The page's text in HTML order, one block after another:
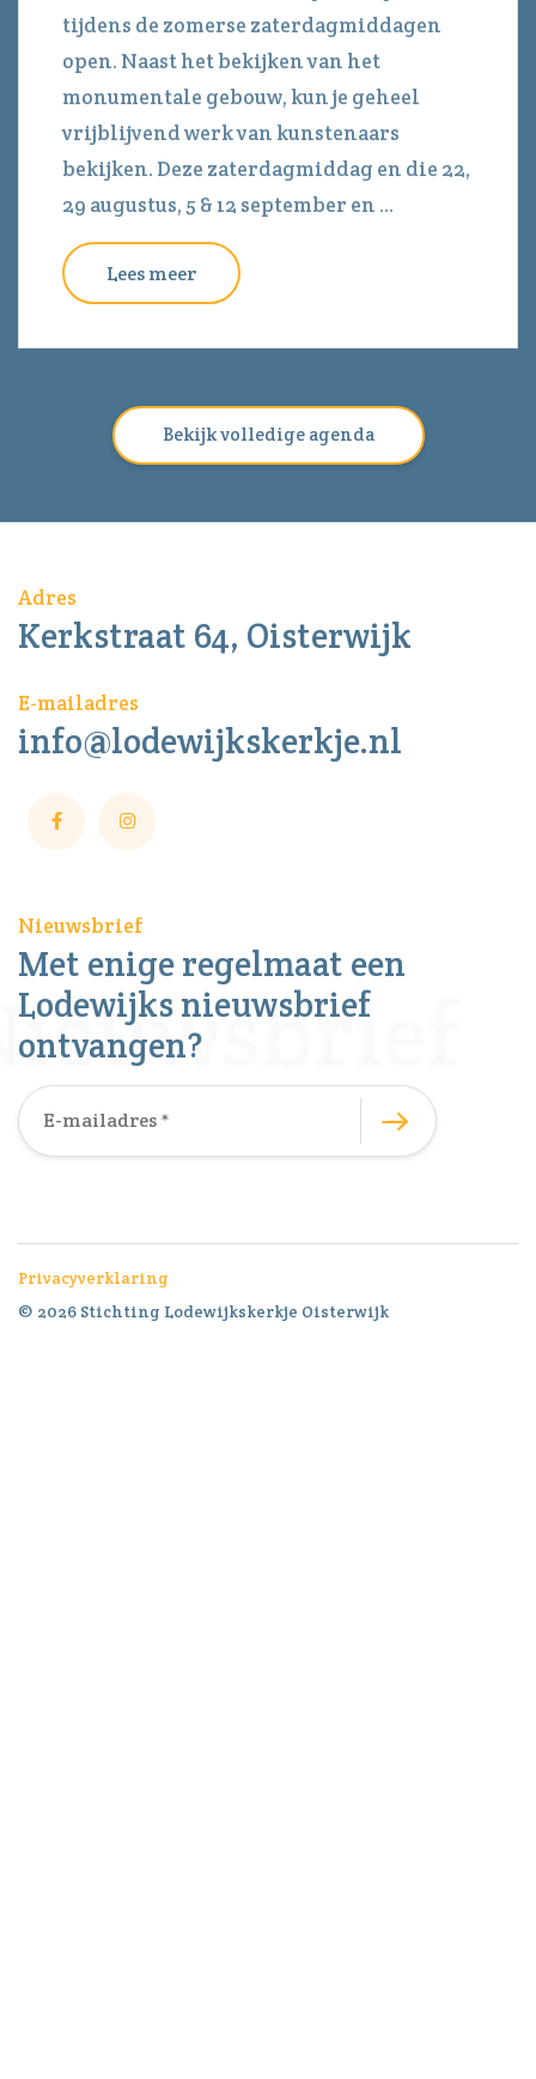
tijdens de zomerse zaterdagmiddagen
open. Naast het bekijken van het
monumentale gebouw, kun je geheel
vrijblijvend werk van kunstenaars
bekijken. Deze zaterdagmiddag en die 22,
29 augustus, 5 & 12 september en ...
Lees meer
Bekijk volledige agenda
Adres
Kerkstraat 64, Oisterwijk
E-mailadres
info@lodewijkskerkje.nl
Nieuwsbrief
Met enige regelmaat een
Lodewijks nieuwsbrief
ontvangen?
Privacyverklaring
© 2026 Stichting Lodewijkskerkje Oisterwijk